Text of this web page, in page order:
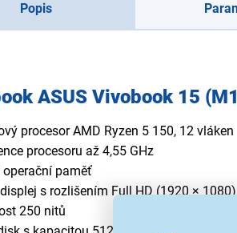
Popis
ASUS Vivobook 15
procesor AMD Ryzen 5 150, 12 vláken
procesoru až 4,55 GHz
operační paměť
s rozlišením Full HD (1920 × 1080)
250 nitů